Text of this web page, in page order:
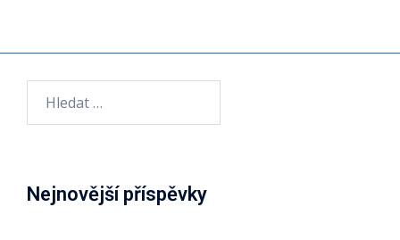
Nejnovější příspěvky